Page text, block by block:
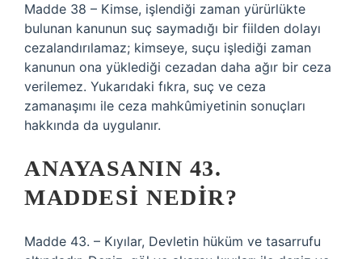
Madde 38 – Kimse, işlendiği zaman yürürlükte
bulunan kanunun suç saymadığı bir fiilden dolayı
cezalandırılamaz; kimseye, suçu işlediği zaman
kanunun ona yüklediği cezadan daha ağır bir ceza
verilemez. Yukarıdaki fıkra, suç ve ceza
zamanaşımı ile ceza mahkûmiyetinin sonuçları
hakkında da uygulanır.
ANAYASANIN 43.
MADDESI NEDIR?
Madde 43. – Kıyılar, Devletin hüküm ve tasarrufu